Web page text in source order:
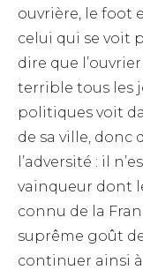
ouvrière, le foot
celui qui se voit
dire que
terrible tous les
politiques voit
de sa ville, donc
l’adversité : il
vainqueur dont
connu de la
suprême goût
continuer ainsi